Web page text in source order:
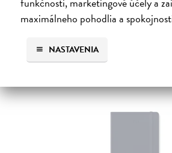
maximálneho pohodlia a
NASTAVENIA
24,50 €